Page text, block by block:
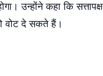
उन्होंने कहा कि
वोट दे सकते हैं।